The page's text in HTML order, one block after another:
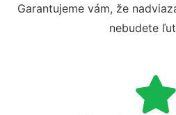
Garantujeme vám, že
nebudete